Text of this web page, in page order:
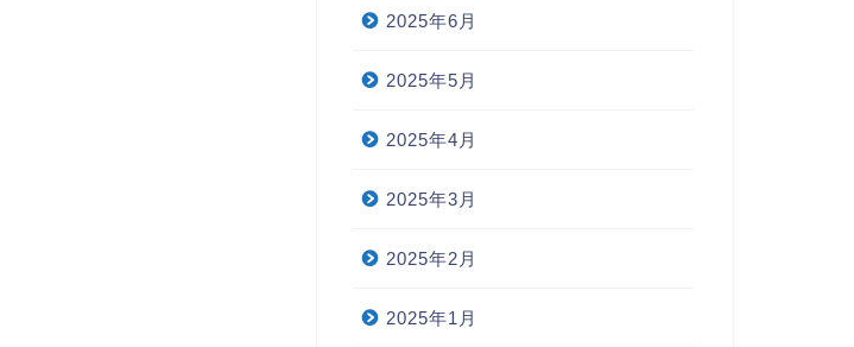
2025年6月
2025年5月
2025年4月
2025年3月
2025年2月
2025年1月